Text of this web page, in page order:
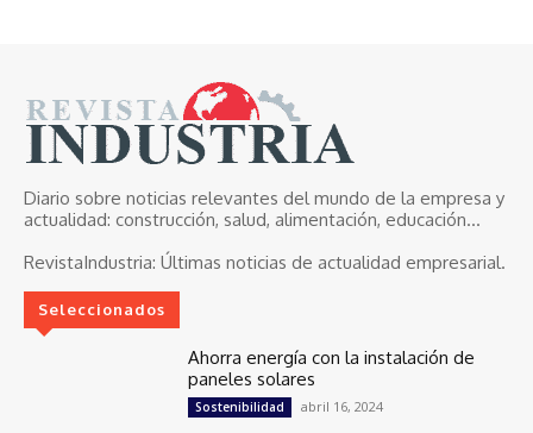
Diario sobre noticias relevantes del mundo de la empresa y
actualidad: construcción, salud, alimentación, educación...
RevistaIndustria: Últimas noticias de actualidad empresarial.
Seleccionados
Ahorra energía con la instalación de
paneles solares
Sostenibilidad abril 16, 2024